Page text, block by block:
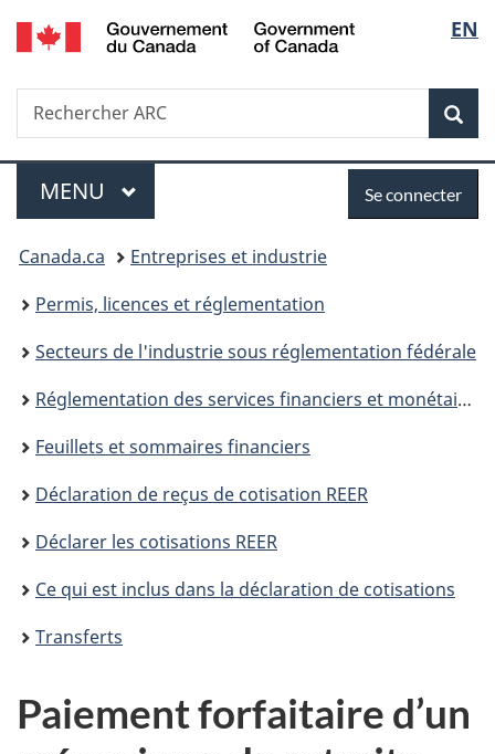
Passer
au
Passer
à
du
Passer
à
simplifiée
de
la
EN
Recherche
Rechercher
ARC
Menu
MENU PRINCIPAL
connecter
Se connecter
Vous
êtes
ici :
Canada.ca
Entreprises et industrie
Permis, licences et réglementation
Secteurs de l'industrie sous réglementation fédérale
Réglementation des services financiers et monétaires
Feuillets et sommaires financiers
Déclaration de reçus de cotisation REER
Déclarer les cotisations REER
Ce qui est inclus dans la déclaration de cotisations
Transferts
Paiement forfaitaire d’un